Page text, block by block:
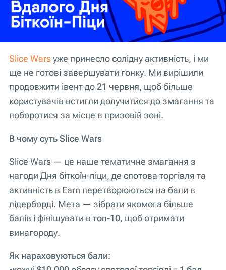
Slice Warsуже принесло солідну активність, і ми
ще не готові завершувати гонку. Ми вирішили
продовжити івент до21 червня, щоб більше
користувачів встигли долучитися до змагання та
поборотися за місце в призовій зоні.
В чому суть Slice Wars
Slice Wars — це наше тематичне змагання з
нагоди Дня біткоїн-піци, де спотова торгівля та
активність в Earn перетворюються на бали в
лідерборді. Мета — зібрати якомога більше
балів і фінішувати в топ-10, щоб отримати
винагороду.
Як нараховуються бали: